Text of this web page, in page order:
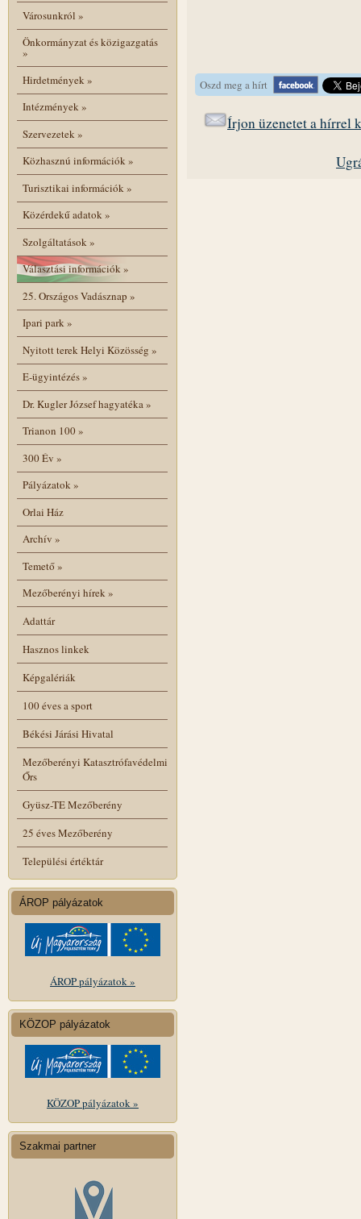
Városunkról »
Önkormányzat és közigazgatás
»
Hirdetmények»
Intézmények»
Szervezetek»
Közhasznú információk»
Turisztikai információk»
Közérdekű adatok»
Szolgáltatások»
Választási információk»
25. Országos Vadásznap »
Ipari park»
Nyitott terek Helyi Közösség »
E-ügyintézés»
Dr. Kugler József hagyatéka»
Trianon 100»
300 Év »
Pályázatok»
Orlai Ház
Archív »
Temető»
Mezőberényi hírek»
Adattár
Hasznos linkek
Képgalériák
100 éves a sport
Békési Járási Hivatal
Mezőberényi Katasztrófavédelmi
Őrs
Gyüsz-TE Mezőberény
25 éves Mezőberény
Települési értéktár
ÁROP pályázatok
ÁROP pályázatok »
KÖZOP pályázatok
KÖZOP pályázatok »
Szakmai partner
Oszd meg a hírt
Írjon üzenetet a hírrel